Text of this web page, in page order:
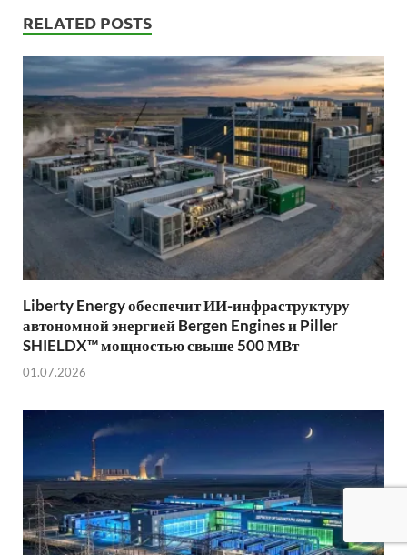
RELATED POSTS
Liberty Energy обеспечит ИИ-инфраструктуру
автономной энергией Bergen Engines и Piller
SHIELDX™ мощностью свыше 500 МВт
01.07.2026